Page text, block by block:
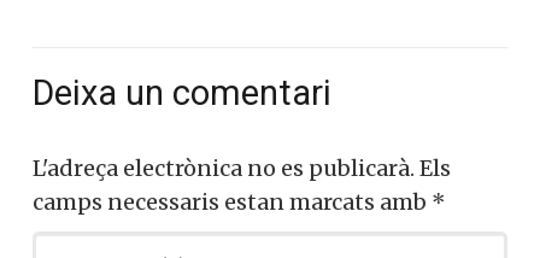
Deixa un comentari
L'adreça electrònica no es publicarà. Els
camps necessaris estan marcats amb *